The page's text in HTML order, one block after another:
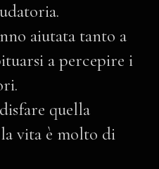
aiutata tanto a
a percepire i
quella
la vita è molto di